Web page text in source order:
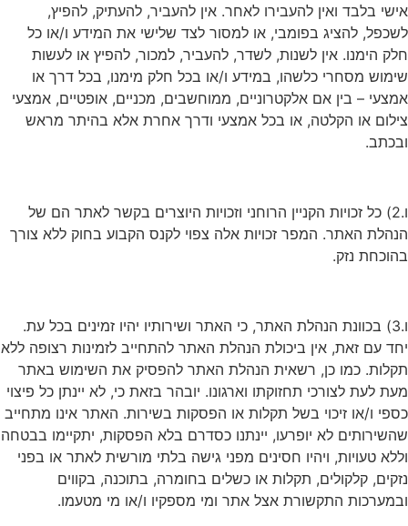
אישי בלבד ואין להעבירו לאחר. אין להעביר, להעתיק, להפיץ,
לשכפל, להציג בפומבי, או למסור לצד שלישי את המידע ו/או כל
חלק הימנו. אין לשנות, לשדר, להעביר, למכור, להפיץ או לעשות
שימוש מסחרי כלשהו, במידע ו/או בכל חלק מימנו, בכל דרך או
אמצעי – בין אם אלקטרוניים, ממוחשבים, מכניים, אופטיים, אמצעי
צילום או הקלטה, או בכל אמצעי ודרך אחרת אלא בהיתר מראש
ובכתב.
ו.2) כל זכויות הקניין הרוחני וזכויות היוצרים בקשר לאתר הם של
הנהלת האתר. המפר זכויות אלה צפוי לקנס הקבוע בחוק ללא צורך
בהוכחת נזק.
ו.3) בכוונת הנהלת האתר, כי האתר ושירותיו יהיו זמינים בכל עת.
יחד עם זאת, אין ביכולת הנהלת האתר להתחייב לזמינות רצופה ללא
תקלות. כמו כן, רשאית הנהלת האתר להפסיק את השימוש באתר
מעת לעת לצורכי תחזוקתו וארגונו. יובהר בזאת כי, לא יינתן כל פיצוי
כספי ו/או זיכוי בשל תקלות או הפסקות בשירות. האתר אינו מתחייב
שהשירותים לא יופרעו, יינתנו כסדרם בלא הפסקות, יתקיימו בבטחה
וללא טעויות, ויהיו חסינים מפני גישה בלתי מורשית לאתר או בפני
נזקים, קלקולים, תקלות או כשלים בחומרה, בתוכנה, בקווים
ובמערכות התקשורת אצל אתר ומי מספקיו ו/או מי מטעמו.